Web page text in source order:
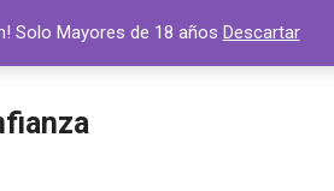
Solo Mayores de 18 años Descartar